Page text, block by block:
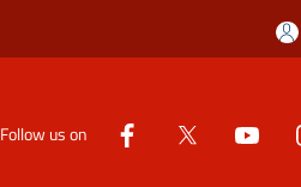
Follow us on